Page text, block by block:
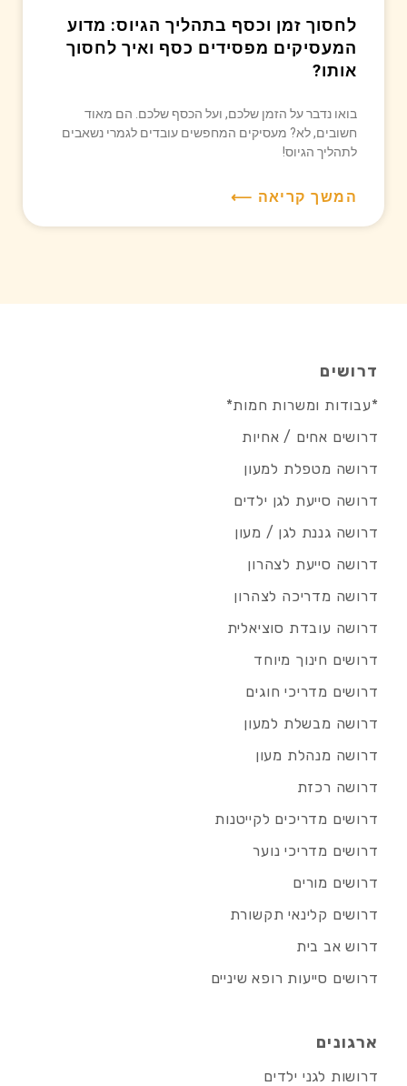
לחסוך זמן וכסף בתהליך הגיוס: מדוע
המעסיקים מפסידים כסף ואיך לחסוך
אותו?
בואו נדבר על הזמן שלכם, ועל הכסף שלכם. הם מאוד
חשובים, לא? מעסיקים המחפשים עובדים לגמרי נשאבים
לתהליך הגיוס!
המשך קריאה ⟵
דרושים
*עבודות ומשרות חמות*
דרושים אחים / אחיות
דרושה מטפלת למעון
דרושה סייעת לגן ילדים
דרושה גננת לגן / מעון
דרושה סייעת לצהרון
דרושה מדריכה לצהרון
דרושה עובדת סוציאלית
דרושים חינוך מיוחד
דרושים מדריכי חוגים
דרושה מבשלת למעון
דרושה מנהלת מעון
דרושה רכזת
דרושים מדריכים לקייטנות
דרושים מדריכי נוער
דרושים מורים
דרושים קלינאי תקשורת
דרוש אב בית
דרושים סייעות רופא שיניים
ארגונים
דרושות לגני ילדים